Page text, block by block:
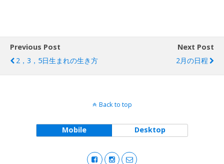
Previous Post
2，3，5日生まれの生き方
Next Post
2月の日程
Back to top
Mobile Desktop